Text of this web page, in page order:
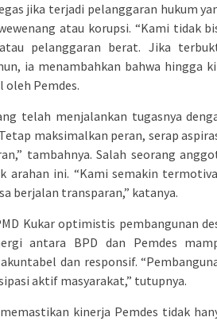
jika terjadi pelanggaran hukum
atau korupsi. “Kami tidak
pelanggaran berat. Jika
ia menambahkan bahwa hingga
Pemdes.
telah menjalankan tugasnya
maksimalkan peran, serap
tambahnya. Salah seorang
arahan ini. “Kami semakin
berjalan transparan,” katanya.
Kukar optimistis pembangunan
antara BPD dan Pemdes
dan responsif.
aktif masyarakat,” tutupnya.
kinerja Pemdes tidak